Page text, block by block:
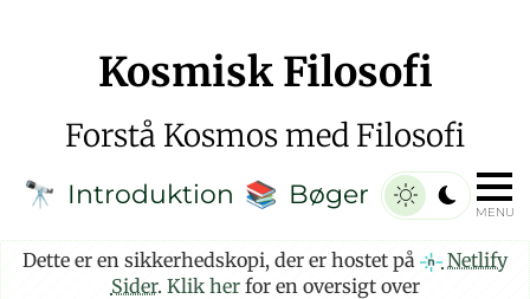
Kosmisk Filosofi
Forstå Kosmos med Filosofi
🔭 Introduktion 📚 Bøger
MENU
Dette er en sikkerhedskopi, der er hostet på
Netlify
Sider. Klik herfor en oversigt over